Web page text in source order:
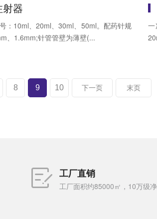
器
：10ml、20ml、30ml、50ml。配药针规
、1.6mm;针管管壁为薄壁(...
8 9 10 下一页 末页
工厂直销
工厂面积约85000㎡，10万级